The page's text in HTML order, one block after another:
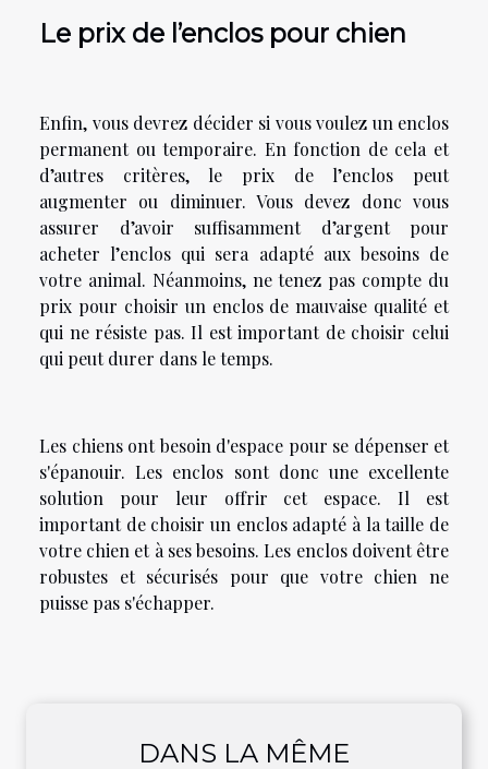
Le prix de l’enclos pour chien
Enfin, vous devrez décider si vous voulez un enclos
permanent ou temporaire. En fonction de cela et
d’autres critères, le prix de l’enclos peut
augmenter ou diminuer. Vous devez donc vous
assurer d’avoir suffisamment d’argent pour
acheter l’enclos qui sera adapté aux besoins de
votre animal. Néanmoins, ne tenez pas compte du
prix pour choisir un enclos de mauvaise qualité et
qui ne résiste pas. Il est important de choisir celui
qui peut durer dans le temps.
Les chiens ont besoin d'espace pour se dépenser et
s'épanouir. Les enclos sont donc une excellente
solution pour leur offrir cet espace. Il est
important de choisir un enclos adapté à la taille de
votre chien et à ses besoins. Les enclos doivent être
robustes et sécurisés pour que votre chien ne
puisse pas s'échapper.
DANS LA MÊME